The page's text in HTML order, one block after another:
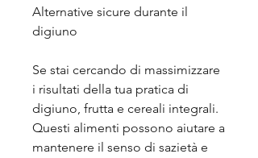
Alternative sicure durante il
digiuno
Se stai cercando di massimizzare
i risultati della tua pratica di
digiuno, frutta e cereali integrali.
Questi alimenti possono aiutare a
mantenere il senso di sazietà e